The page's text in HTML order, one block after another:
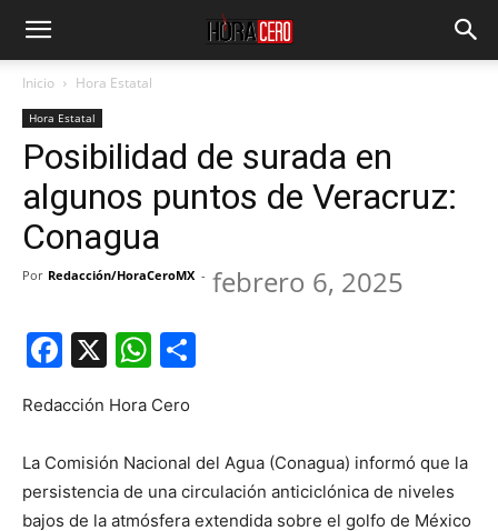
Inicio Hora Estatal
Hora Estatal
Posibilidad de surada en
algunos puntos de Veracruz:
Conagua
Por Redacción/HoraCeroMX - febrero 6, 2025
Facebook
X WhatsApp
Redacción Hora Cero
La Comisión Nacional del Agua (Conagua) informó que la
persistencia de una circulación anticiclónica de niveles
bajos de la atmósfera extendida sobre el golfo de México